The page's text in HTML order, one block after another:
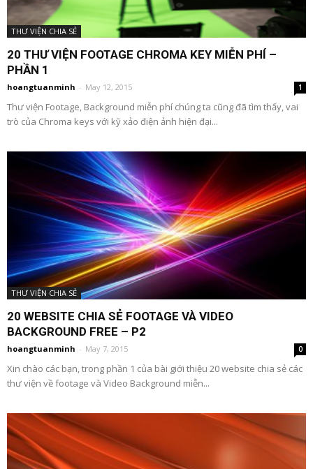
THƯ VIỆN CHIA SẺ
20 THƯ VIỆN FOOTAGE CHROMA KEY MIỄN PHÍ –
PHẦN 1
hoangtuanminh - May 12, 2015 1
Thư viện Footage, Background miễn phí chúng ta cũng đã tìm thấy, vai
trò của Chroma keys với kỹ xảo điện ảnh hiện đại...
THƯ VIỆN CHIA SẺ
20 WEBSITE CHIA SẺ FOOTAGE VÀ VIDEO
BACKGROUND FREE – P2
hoangtuanminh - May 7, 2015 0
Xin chào các bạn, trong phần 1 của bài giới thiệu 20 website chia sẻ các
thư viện về footage và Video Background miễn...